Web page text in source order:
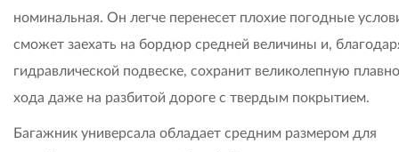
номинальная. Он легче перенесет плохие погодные
сможет заехать на бордюр средней величины и,
гидравлической подвеске, сохранит великолепную
хода даже на разбитой дороге с твердым покрытием.
Багажник универсала обладает средним размером для